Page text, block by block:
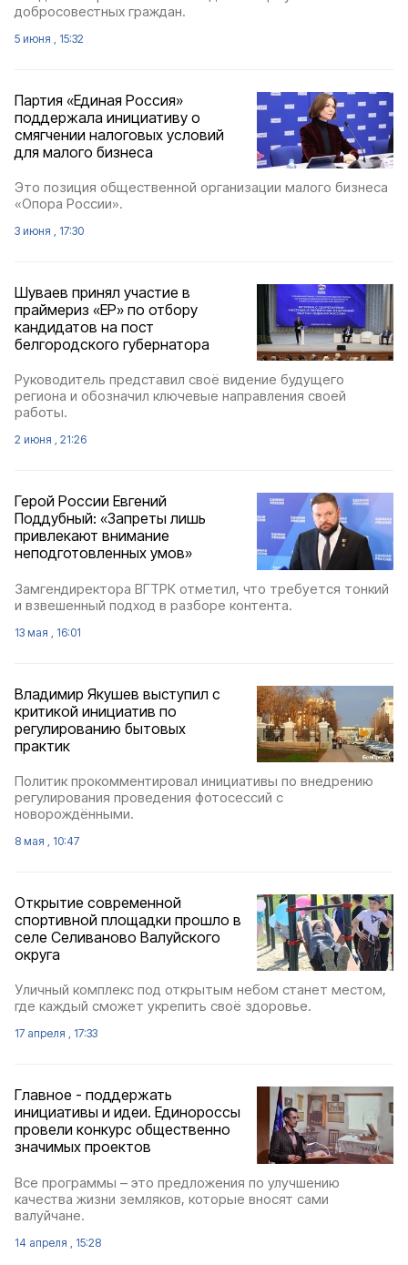
добросовестных граждан.
5 июня , 15:32
Партия «Единая Россия»
поддержала инициативу о
смягчении налоговых условий
для малого бизнеса
Это позиция общественной организации малого бизнеса
«Опора России».
3 июня , 17:30
Шуваев принял участие в
праймериз «ЕР» по отбору
кандидатов на пост
белгородского губернатора
Руководитель представил своё видение будущего
региона и обозначил ключевые направления своей
работы.
2 июня , 21:26
Герой России Евгений
Поддубный: «Запреты лишь
привлекают внимание
неподготовленных умов»
Замгендиректора ВГТРК отметил, что требуется тонкий
и взвешенный подход в разборе контента.
13 мая , 16:01
Владимир Якушев выступил с
критикой инициатив по
регулированию бытовых
практик
Политик прокомментировал инициативы по внедрению
регулирования проведения фотосессий с
новорождёнными.
8 мая , 10:47
Открытие современной
спортивной площадки прошло в
селе Селиваново Валуйского
округа
Уличный комплекс под открытым небом станет местом,
где каждый сможет укрепить своё здоровье.
17 апреля , 17:33
Главное - поддержать
инициативы и идеи. Единороссы
провели конкурс общественно
значимых проектов
Все программы – это предложения по улучшению
качества жизни земляков, которые вносят сами
валуйчане.
14 апреля , 15:28